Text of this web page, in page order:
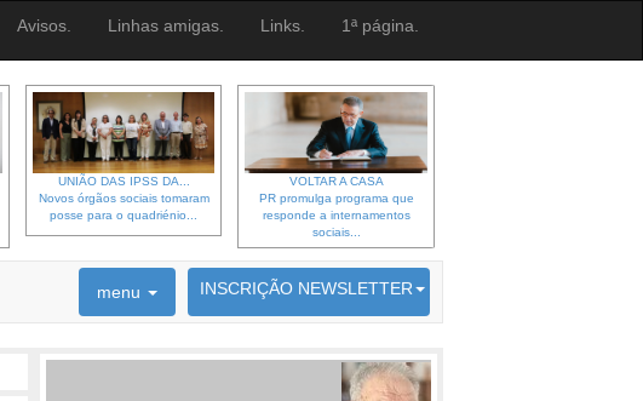
Avisos. Linhas amigas. Links. 1ª página.
UNIÃO DAS IPSS DA...
Novos órgãos sociais tomaram
posse para o quadriénio...
VOLTAR A CASA
PR promulga programa que
responde a internamentos
sociais...
menu INSCRIÇÃO NEWSLETTER
6692 membros inscritos